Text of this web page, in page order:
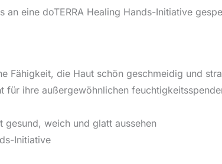
eine doTERRA Healing Hands-Initiative
Fähigkeit, die Haut schön geschmeidig und
für ihre außergewöhnlichen
gesund, weich und glatt aussehen
Initiative